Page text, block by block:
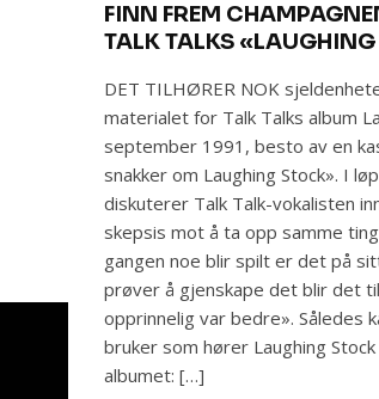
FINN FREM
TALK TALKS
DET TILHØRER NOK
materialet for Talk Talks album
september 1991, besto av en
snakker om Laughing Stock». I
diskuterer Talk Talk-vokalisten
skepsis mot å ta opp samme
gangen noe blir spilt er det på
prøver å gjenskape det blir det
opprinnelig var bedre». Således
bruker som hører Laughing
albumet: […]